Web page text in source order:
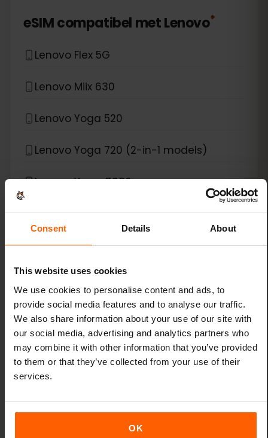
Consent Details About
This website uses cookies
We use cookies to personalise content and ads, to
provide social media features and to analyse our traffic.
We also share information about your use of our site with
our social media, advertising and analytics partners who
may combine it with other information that you’ve provided
to them or that they’ve collected from your use of their
services.
OK
eSIM compatibel metLenovo*
Lenovo Flex 5G
Lenovo Miix 630
Lenovo Yoga 520
Lenovo Yoga 720 (2-in-1 models)
Lenovo Yoga C630
Lenovo ThinkPad X1 Carbon Gen 9
Lenovo ThinkPad X1 Fold
Lenovo ThinkPad X1 Nano
Lenovo ThinkPad X1 Titanium Yoga 2-in-1
Lenovo ThinkPad X12 Detachable
eSIM compatibel met
Microsoft Surface Duo